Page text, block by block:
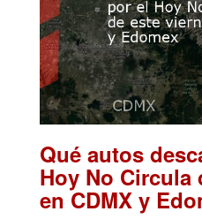
Qué autos
Hoy No Circula
en CDMX y